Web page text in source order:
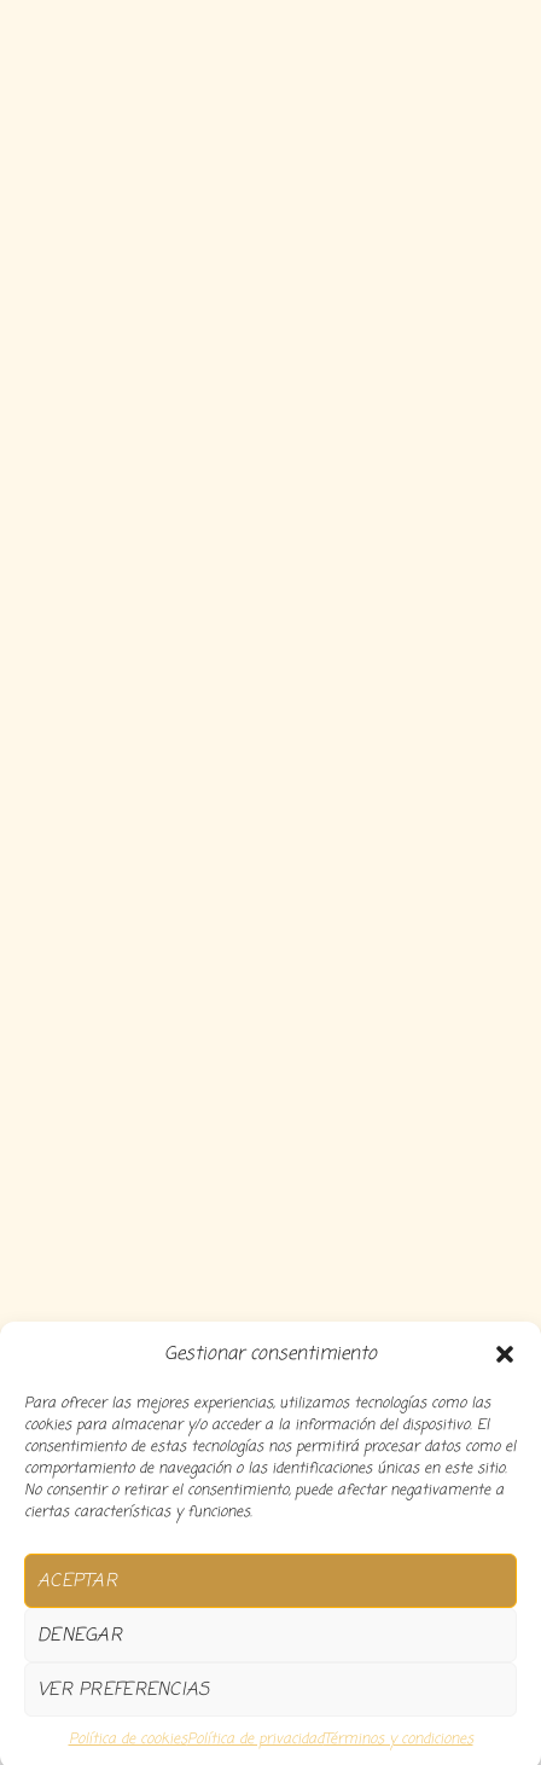
Gestionar consentimiento
Para ofrecer las mejores experiencias, utilizamos tecnologías como las
cookies para almacenar y/o acceder a la información del dispositivo. El
consentimiento de estas tecnologías nos permitirá procesar datos como el
comportamiento de navegación o las identificaciones únicas en este sitio.
No consentir o retirar el consentimiento, puede afectar negativamente a
ciertas características y funciones.
ACEPTAR
DENEGAR
VER PREFERENCIAS
Política de cookiesPolítica de privacidadTérminos y condiciones
Copyright 2024 Decocousiñas – Desarrollado por
informatico